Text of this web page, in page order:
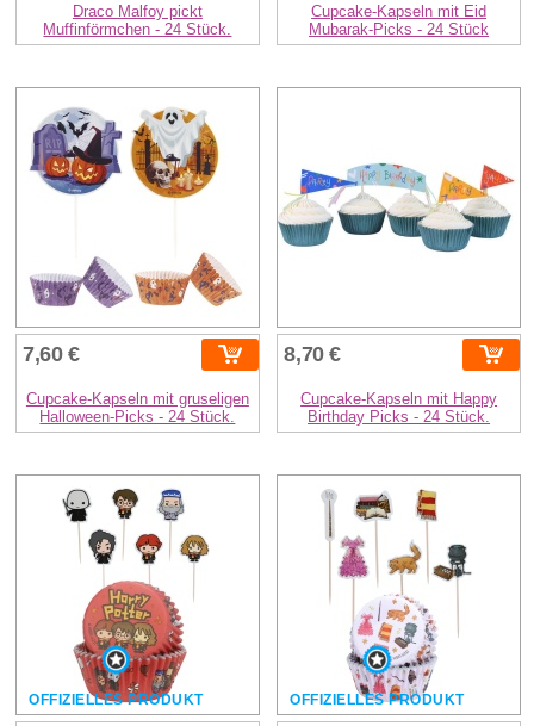
Draco Malfoy pickt
Muffinförmchen - 24 Stück.
Cupcake-Kapseln mit Eid
Mubarak-Picks - 24 Stück
7,60 €
Cupcake-Kapseln mit gruseligen
Halloween-Picks - 24 Stück.
8,70 €
Cupcake-Kapseln mit Happy
Birthday Picks - 24 Stück.
OFFIZIELLES PRODUKT OFFIZIELLES PRODUKT